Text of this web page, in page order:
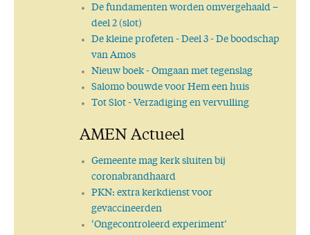
Wat is waarheid?
Gods Woord geeft antwoord
Goed voornemen
Liefde en Leven
Waarheid versus Leugen
Tempus ruit, hora fluit
Geen leven zonder hoop
Verkondig het Woord!
Eet smakelijk!
Op weg naar de toekomst
Alles wordt nieuw!
De fundamenten worden omvergehaald –
deel 2 (slot)
De kleine profeten- Deel 3 - De boodschap
van Amos
Nieuw boek- Omgaan met tegenslag
Salomo bouwde voor Hem een huis
Tot Slot- Verzadiging en vervulling
AMEN Actueel
Gemeente mag kerk sluiten bij
coronabrandhaard
PKN: extra kerkdienst voor
gevaccineerden
‘Ongecontroleerd experiment’